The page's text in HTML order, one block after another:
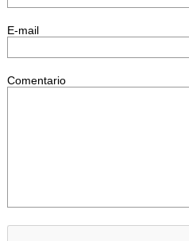
E-mail
Comentario